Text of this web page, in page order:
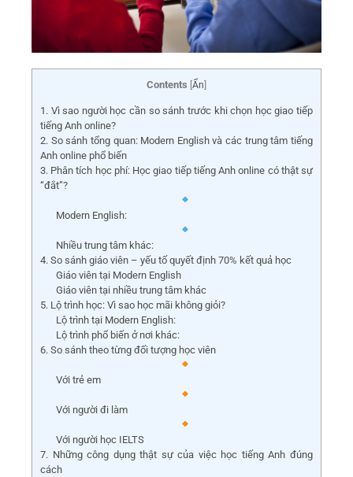
Contents Ẩn
1. Vì sao người học cần so sánh trước khi chọn học giao tiếp
tiếng Anh online?
2. So sánh tổng quan: Modern English và các trung tâm tiếng
Anh online phổ biến
3. Phân tích học phí: Học giao tiếp tiếng Anh online có thật sự
“đắt”?
Modern English:
Nhiều trung tâm khác:
4. So sánh giáo viên – yếu tố quyết định 70% kết quả học
Giáo viên tại Modern English
Giáo viên tại nhiều trung tâm khác
5. Lộ trình học: Vì sao học mãi không giỏi?
Lộ trình tại Modern English:
Lộ trình phổ biến ở nơi khác:
6. So sánh theo từng đối tượng học viên
Với trẻ em
Với người đi làm
Với người học IELTS
7. Những công dụng thật sự của việc học tiếng Anh đúng
cách